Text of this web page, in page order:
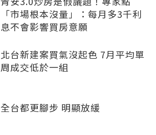
「市場根本沒量」：每月多3千利
息不會影響買房意願
北台新建案買氣沒起色 7月平均單
周成交低於一組
全台都更腳步 明顯放緩